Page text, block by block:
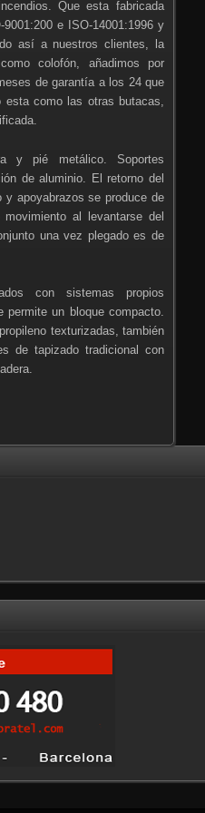
Que esta fabricada
e ISO-14001:1996 y
así a nuestros clientes, la
colofón, añadimos por
de garantía a los 24 que
como las otras butacas,
y pié metálico. Soportes
de aluminio. El retorno del
y apoyabrazos se produce de
al levantarse del
una vez plegado es de
con sistemas propios
permite un bloque compacto.
texturizadas, también
de tapizado tradicional con